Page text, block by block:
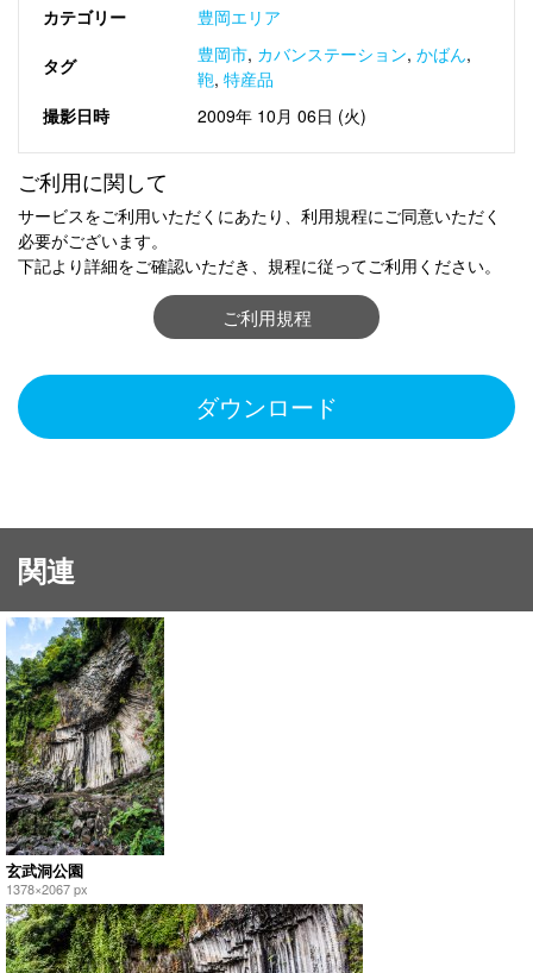
カテゴリー
豊岡エリア
タグ 豊岡市, カバンステーション, かばん,
鞄, 特産品
撮影日時
2009年 10月 06日 (火)
ご利用に関して
サービスをご利用いただくにあたり、利用規程にご同意いただく
必要がございます。
下記より詳細をご確認いただき、規程に従ってご利用ください。
ご利用規程
ダウンロード
関連
玄武洞公園
1378×2067 px